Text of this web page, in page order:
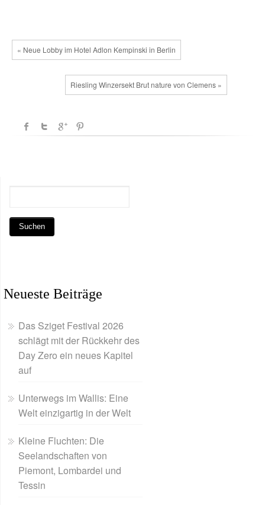
« Neue Lobby im Hotel Adlon Kempinski in Berlin
Riesling Winzersekt Brut nature von Clemens »
Neueste Beiträge
Das Sziget Festival 2026
schlägt mit der Rückkehr des
Day Zero ein neues Kapitel
auf
Unterwegs im Wallis: Eine
Welt einzigartig in der Welt
Kleine Fluchten: Die
Seelandschaften von
Piemont, Lombardei und
Tessin